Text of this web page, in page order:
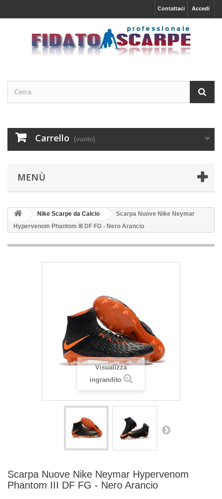
Accedi
Contattaci
Carrello (vuoto)
MENÙ
Nike Scarpe da Calcio
Scarpa Nuove Nike Neymar
Hypervenom Phantom III DF FG - Nero Arancio
Visualizza
ingrandito
Scarpa Nuove Nike Neymar Hypervenom
Phantom III DF FG - Nero Arancio